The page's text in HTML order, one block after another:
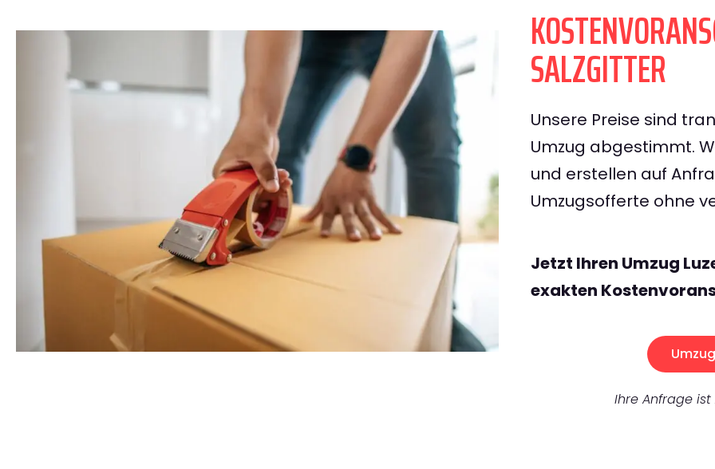
SALZGITTER
Unsere Preise sind
Umzug abgestimmt.
und erstellen auf
Umzugsofferte ohne
Jetzt Ihren Umzug
exakten
Ihre Anfrage ist